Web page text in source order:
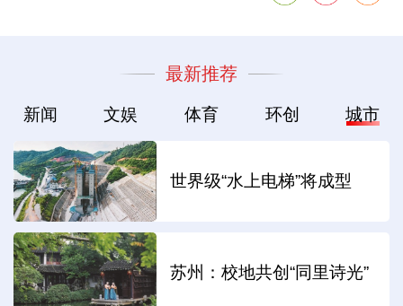
最新推荐
新闻 文娱 体育 环创 城市
世界级“水上电梯”将成型
苏州：校地共创“同里诗光”